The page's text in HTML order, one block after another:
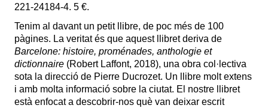
221-24184-4. 5 €.
Tenim al davant un petit llibre, de poc més de 100
pàgines. La veritat és que aquest llibret deriva de
Barcelone: histoire, proménades, anthologie et
dictionnaire (Robert Laffont, 2018), una obra col·lectiva
sota la direcció de Pierre Ducrozet. Un llibre molt extens
i amb molta informació sobre la ciutat. El nostre llibret
està enfocat a descobrir-nos què van deixar escrit